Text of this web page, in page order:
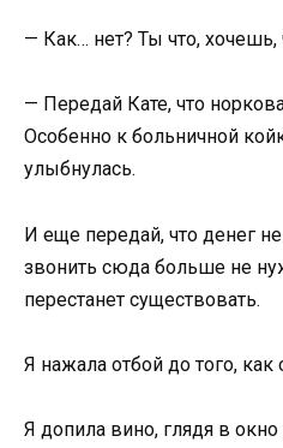
— Как… нет? Ты что, хочешь,
— Передай Кате, что
Особенно к больничной
улыбнулась.
И еще передай, что денег
звонить сюда больше не
перестанет существовать.
Я нажала отбой до того, как
Я допила вино, глядя в